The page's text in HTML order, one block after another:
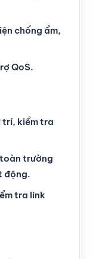
chống ẩm,
QoS.
trí, kiểm tra
trường
động.
tra link